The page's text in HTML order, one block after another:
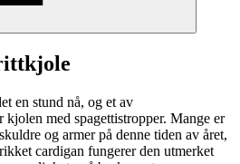
en stund nå, og et av
kjolen med spagettistropper. Mange er
og armer på denne tiden av året,
cardigan fungerer den utmerket